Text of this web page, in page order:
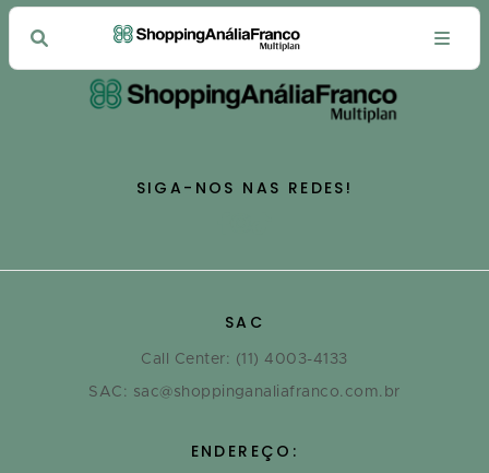
SIGA-NOS NAS REDES!
SAC
Call Center: (11) 4003-4133
SAC: sac@shoppinganaliafranco.com.br
ENDEREÇO: